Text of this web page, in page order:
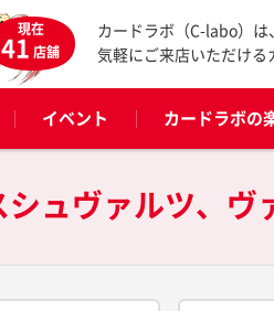
現在
41店舗
カードラボ（C-labo）は
気軽にご来店いただける
イベント カードラボの